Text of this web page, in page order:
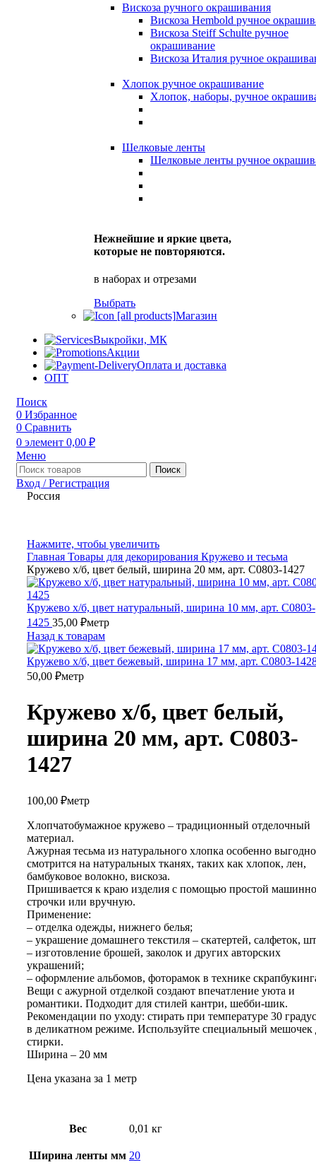
Вискоза ручного окрашивания
Вискоза Hembold ручное
Вискоза Steiff Schulte ручное
окрашивание
Вискоза Италия ручное
Хлопок ручное окрашивание
Хлопок, наборы, ручное
Шелковые ленты
Шелковые ленты ручное
Нежнейшие и яркие цвета,
которые не повторяются.
в наборах и отрезами
Выбрать
Магазин
Выкройки, МК
Акции
Оплата и доставка
ОПТ
Поиск
0 Избранное
0 Сравнить
0 элемент 0,00 ₽
Меню
Поиск
Вход / Регистрация
Россия
Нажмите, чтобы увеличить
Главная Товары для декорирования Кружево и тесьма
Кружево х/б, цвет белый, ширина 20 мм, арт. С0803-1427
Кружево х/б, цвет натуральный, ширина 10 мм, арт. С0803-
1425 35,00 ₽метр
Назад к товарам
Кружево х/б, цвет бежевый, ширина 17 мм, арт. С0803-
50,00 ₽метр
Кружево х/б, цвет белый,
ширина 20 мм, арт. С0803-
1427
100,00 ₽метр
Хлопчатобумажное кружево – традиционный отделочный
материал.
Ажурная тесьма из натурального хлопка особенно выгодно
смотрится на натуральных тканях, таких как хлопок, лен,
бамбуковое волокно, вискоза.
Пришивается к краю изделия с помощью простой
строчки или вручную.
Применение:
– отделка одежды, нижнего белья;
– украшение домашнего текстиля – скатертей, салфеток,
– изготовление брошей, заколок и других авторских
украшений;
– оформление альбомов, фоторамок в технике
Вещи с ажурной отделкой создают впечатление уюта и
романтики. Подходит для стилей кантри, шебби-шик.
Рекомендации по уходу: стирать при температуре 30
в деликатном режиме. Используйте специальный мешочек
стирки.
Ширина – 20 мм
Цена указана за 1 метр
Вес 0,01 кг
Ширина ленты мм 20